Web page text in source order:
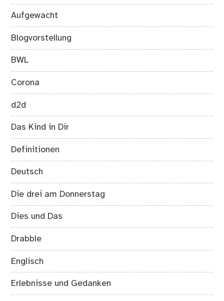
Aufgewacht
Blogvorstellung
BWL
Corona
d2d
Das Kind in Dir
Definitionen
Deutsch
Die drei am Donnerstag
Dies und Das
Drabble
Englisch
Erlebnisse und Gedanken